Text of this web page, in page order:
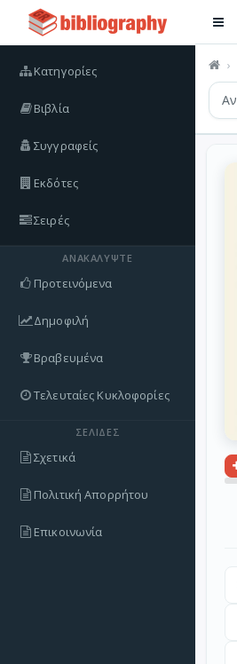
Κατηγορίες
Βιβλία
Συγγραφείς
Εκδότες
Σειρές
ΑΝΑΚΑΛΎΨΤΕ
Προτεινόμενα
Δημοφιλή
Βραβευμένα
Τελευταίες Κυκλοφορίες
ΣΕΛΊΔΕΣ
Σχετικά
Πολιτική Απορρήτου
Επικοινωνία